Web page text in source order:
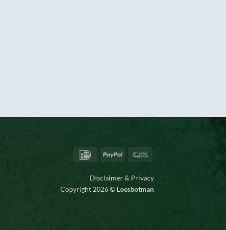
IDeal PayPal
Disclaimer & Privacy
Copyright 2026 © Loesbotman